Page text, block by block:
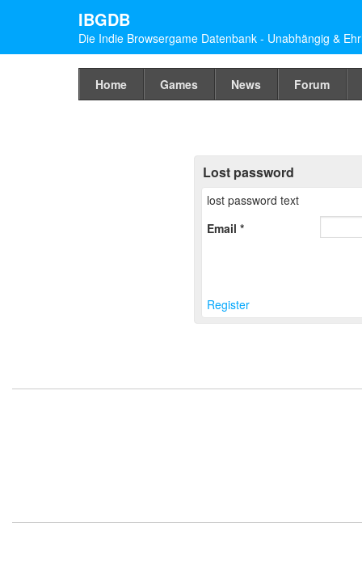
IBGDB
Die Indie Browsergame Datenbank - Unabhängig &
Home Games News Forum
Lost password
lost password text
Email
Register